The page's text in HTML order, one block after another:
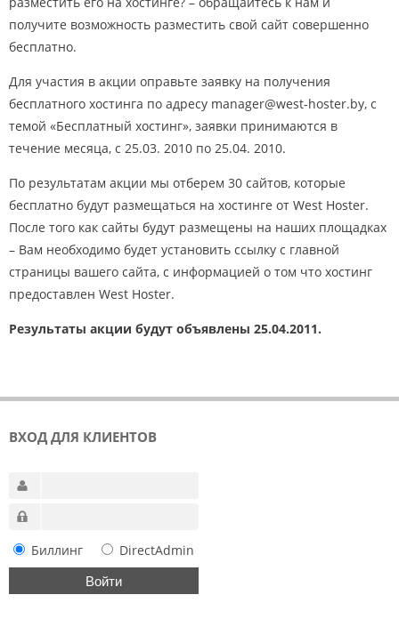
получите возможность разместить свой сайт совершенно
бесплатно.
Для участия в акции оправьте заявку на получения
бесплатного хостинга по адресу manager@west-hoster.by, с
темой «Бесплатный хостинг», заявки принимаются в
течение месяца, с 25.03. 2010 по 25.04. 2010.
По результатам акции мы отберем 30 сайтов, которые
бесплатно будут размещаться на хостинге от West Hoster.
После того как сайты будут размещены на наших площадках
– Вам необходимо будет установить ссылку с главной
страницы вашего сайта, с информацией о том что хостинг
предоставлен West Hoster.
Результаты акции будут объявлены 25.04.2011.
ВХОД ДЛЯ КЛИЕНТОВ
Биллинг DirectAdmin